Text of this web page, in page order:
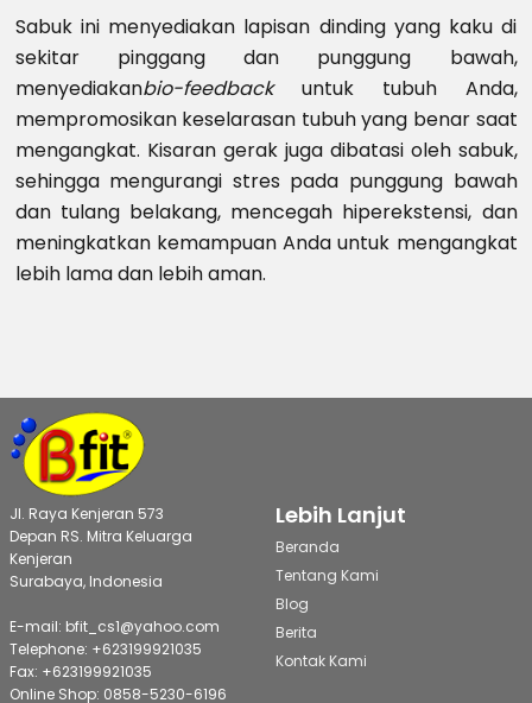
Sabuk ini menyediakan lapisan dinding yang kaku di
sekitar pinggang dan punggung bawah,
menyediakanbio-feedbackuntuk tubuh Anda,
mempromosikan keselarasan tubuh yang benar saat
mengangkat. Kisaran gerak juga dibatasi oleh sabuk,
sehingga mengurangi stres pada punggung bawah
dan tulang belakang, mencegah hiperekstensi, dan
meningkatkan kemampuan Anda untuk mengangkat
lebih lama dan lebih aman.
Jl. Raya Kenjeran 573
Depan RS. Mitra Keluarga
Kenjeran
Surabaya, Indonesia
E-mail: bfit_cs1@yahoo.com
Telephone: +623199921035
Fax: +623199921035
Online Shop: 0858-5230-6196
Lebih Lanjut
Beranda
Tentang Kami
Blog
Berita
Kontak Kami